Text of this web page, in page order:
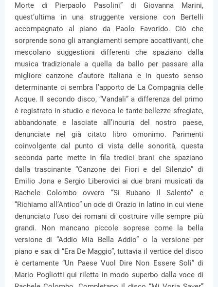
Morte di Pierpaolo Pasolini” di Giovanna Marini,
quest’ultima in una struggente versione con Bertelli
accompagnato al piano da Paolo Favorido. Ciò che
sorprende sono gli arrangiamenti sempre accattivanti, che
mescolano suggestioni differenti che spaziano dalla
musica tradizionale a quella da ballo per passare alla
migliore canzone d’autore italiana e in questo senso
determinante ci sembra l’apporto de La Compagnia delle
Acque. Il secondo disco, “Vandali” a differenza del primo
è registrato in studio e rievoca le tante bellezze sfregiate,
abbandonate e lasciate all’incuria del nostro paese,
denunciate nel già citato libro omonimo. Parimenti
coinvolgente dal punto di vista delle sonorità, questa
seconda parte mette in fila tredici brani che spaziano
dalla trascinante “Canzone dei Fiori e del Silenzio” di
Emilio Jona e Sergio Liberovici ai due brani musicati da
Rachele Colombo ovvero “Si Rubano Il Salento” e
“Richiamo all’Antico” un ode di Orazio in latino in cui viene
denunciato l’uso dei romani di costruire ville sempre più
grandi. Non mancano piccole soprese come la bella
versione di “Addio Mia Bella Addio” o la versione per
piano e sax di “Era De Maggio”, tuttavia il vertice del disco
è certamente “Un Paese Vuol Dire Non Essere Soli” di
Mario Pogliotti qui riletta in modo superbo dalla voce di